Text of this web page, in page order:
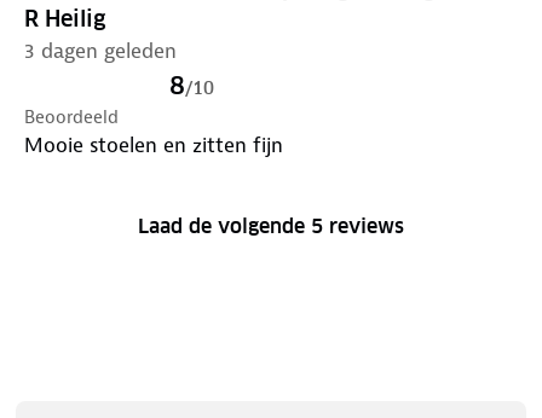
R Heilig
3 dagen geleden
8/10
Beoordeeld
Mooie stoelen en zitten fijn
Laad de volgende 5 reviews